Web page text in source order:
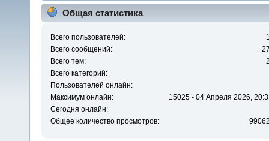
Общая статистика
Всего пользователей:
Всего сообщений:
Всего тем:
Всего категорий:
Пользователей онлайн:
Максимум онлайн:
15025 - 04 Апреля 2026,
Сегодня онлайн:
Общее количество просмотров: